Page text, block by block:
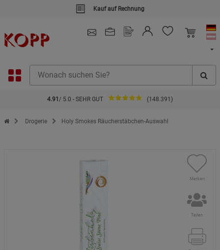
Kauf auf Rechnung
4.91 / 5.0 - SEHR GUT (148.391)
Zur Startseite des Kopp Verlag Online-Shop
Drogerie Holy Smokes Räucherstäbchen-Auswahl
Merken
Teilen